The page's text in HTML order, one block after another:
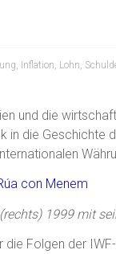
Inflation Lohn
und die
in die Geschichte
1999 mit
Folgen der